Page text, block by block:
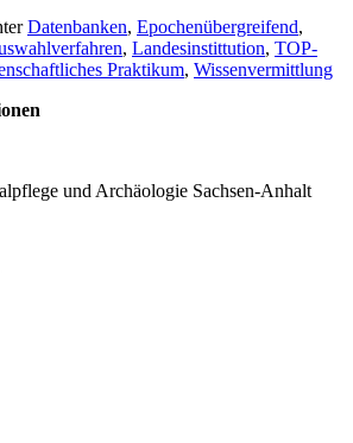
Datenbanken, Epochenübergreifend,
, Landesinstittution, TOP-
Praktikum, Wissenvermittlung
und Archäologie Sachsen-Anhalt